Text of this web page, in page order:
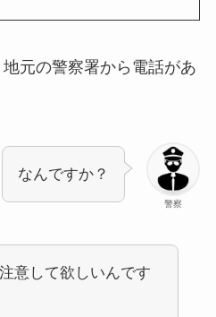
元の警察署から電話があ
警察
なんですか？
意して欲しいんです